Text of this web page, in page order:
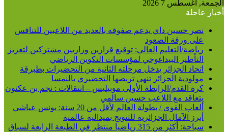
الجمعة, أغسطس 7 2026
أخبار عاجلة
نصر حسين داي يدعم صفوفه بالعديد من اللاعبين للتنافس
على ورقة الصعود
رياضة/التعليم العالي: توقيع قرارين وزاريين مشتركين لتعزيز
التأطير البيداغوجي لمؤسسات التكوين الرياضي
اتحاد الجزائر يدخل مرحلته الثانية من التحضيرات بطبرقة
مولودية الجزائر تنهي تربصها التحضيري بالنمسا
كرة القدم/الرابطة الأولى موبيليس – انتقالات : نجم بن عكنون
يتعاقد مع اللاعب حسين سالمي
ألعاب القوى / بطولة العالم لأقل من 20 سنة: يونس عياشي
أبرز الآمال الجزائرية للتتويج بميدالية عالمية
سباحة: أكثر من 315 رياضيا منتظر في الطبعة الرابعة لسباق